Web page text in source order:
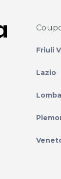
Friuli
Lazio